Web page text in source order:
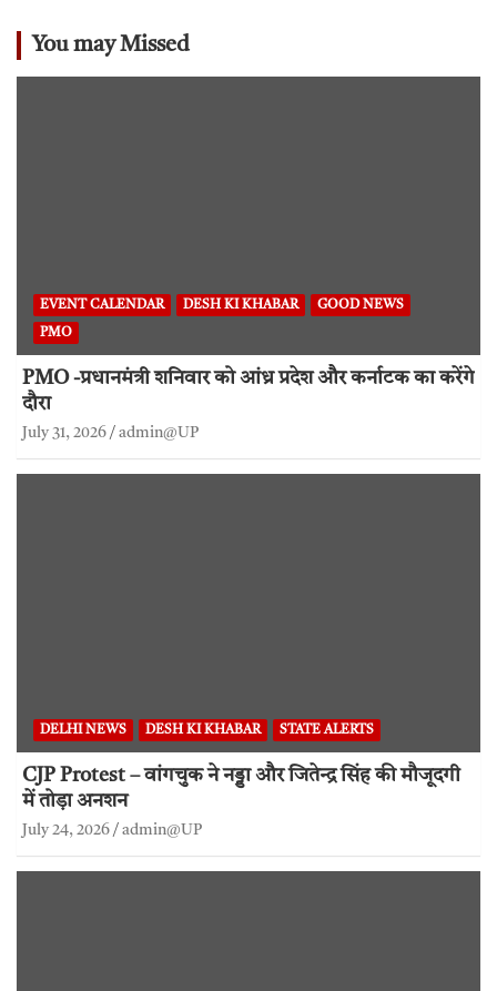
You may Missed
EVENT CALENDAR DESH KI KHABAR GOOD NEWS
PMO
PMO -प्रधानमंत्री शनिवार को आंध्र प्रदेश और कर्नाटक का करेंगे
दौरा
July 31, 2026 admin@UP
DELHI NEWS DESH KI KHABAR STATE ALERTS
CJP Protest – वांगचुक ने नड्डा और जितेन्द्र सिंह की मौजूदगी
में तोड़ा अनशन
July 24, 2026 admin@UP